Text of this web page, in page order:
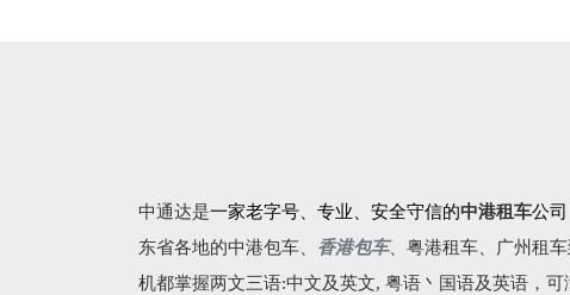
中通达是一家老字号、专业、安全守信的中港租车公
东省各地的中港包车 香港包车、 粤港租车 、广州租
机都掌握两文三语:中文及英文, 粤语丶国语及英语，可